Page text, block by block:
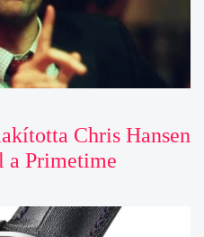
Chris Hansen
a Primetime